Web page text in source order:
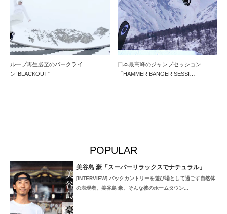
ループ再生必至のパークライ
ン“BLACKOUT”
日本最高峰のジャンプセッション
「HAMMER BANGER SESSI…
POPULAR
美谷島 豪「スーパーリラックスでナチュラル」
[INTERVIEW] バックカントリーを遊び場として過ごす自然体
の表現者、美谷島 豪。そんな彼のホームタウン...